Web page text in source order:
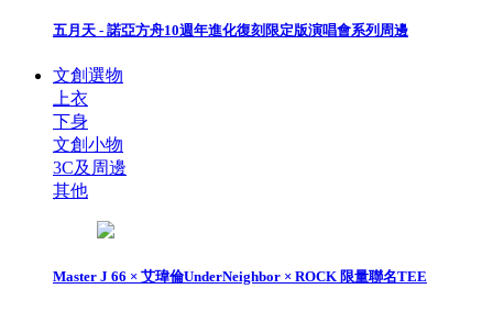
五月天 - 諾亞方舟10週年進化復刻限定版演唱會系列周邊
文創選物
上衣
下身
文創小物
3C及周邊
其他
Master J 66 × 艾瑋倫UnderNeighbor × ROCK 限量聯名TEE